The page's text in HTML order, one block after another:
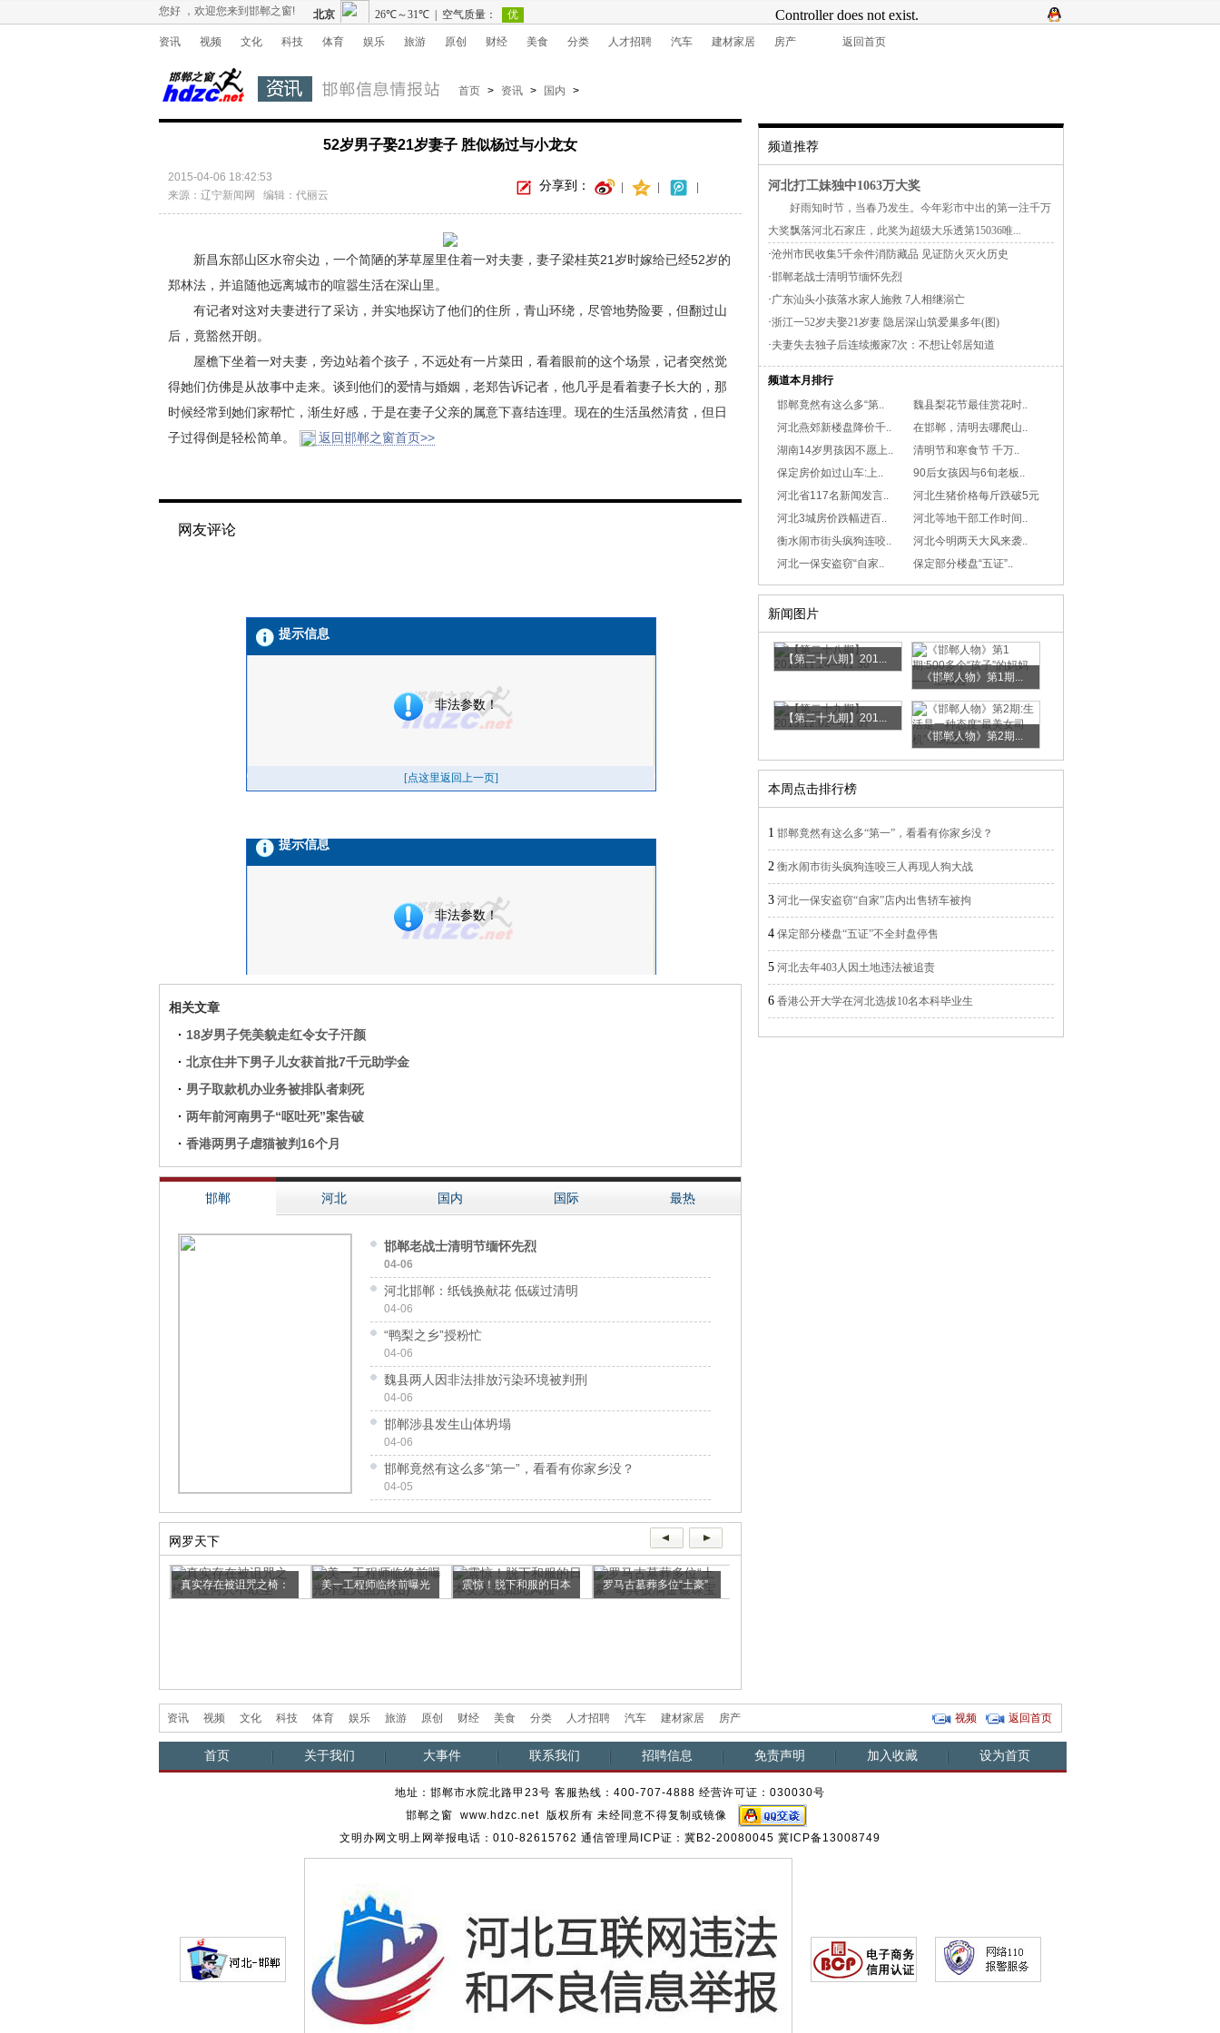
您好 ，欢迎您来到邯郸之窗!
资讯 视频 文化 科技 体育 娱乐 旅游 原创 财经 美食 分类 人才招聘 汽车 建材家居 房产 返回首页
首页 > 资讯 > 国内 >
52岁男子娶21岁妻子 胜似杨过与小龙女
分享到：
2015-04-06 18:42:53
来源：辽宁新闻网 编辑：代丽云
新昌东部山区水帘尖边，一个简陋的茅草屋里住着一对夫妻，妻子梁桂英21岁时嫁给已经52岁的
郑林法，并追随他远离城市的喧嚣生活在深山里。
有记者对这对夫妻进行了采访，并实地探访了他们的住所，青山环绕，尽管地势险要，但翻过山
后，竟豁然开朗。
屋檐下坐着一对夫妻，旁边站着个孩子，不远处有一片菜田，看着眼前的这个场景，记者突然觉
得她们仿佛是从故事中走来。谈到他们的爱情与婚姻，老郑告诉记者，他几乎是看着妻子长大的，那
时候经常到她们家帮忙，渐生好感，于是在妻子父亲的属意下喜结连理。现在的生活虽然清贫，但日
子过得倒是轻松简单。
返回邯郸之窗首页>>
网友评论
相关文章
· 18岁男子凭美貌走红令女子汗颜
· 北京住井下男子儿女获首批7千元助学金
· 男子取款机办业务被排队者刺死
· 两年前河南男子“呕吐死”案告破
· 香港两男子虐猫被判16个月
邯郸 河北 国内 国际 最热
邯郸老战士清明节缅怀先烈
04-06
河北邯郸：纸钱换献花 低碳过清明
04-06
“鸭梨之乡”授粉忙
04-06
魏县两人因非法排放污染环境被判刑
04-06
邯郸涉县发生山体坍塌
04-06
邯郸竟然有这么多“第一”，看看有你家乡没？
04-05
网罗天下
真实存在被诅咒之椅： 美一工程师临终前曝光 震惊！脱下和服的日本 罗马古墓葬多位“土豪”
频道推荐
河北打工妹独中1063万大奖
好雨知时节，当春乃发生。今年彩市中出的第一注千万
大奖飘落河北石家庄，此奖为超级大乐透第15036唯...
·沧州市民收集5千余件消防藏品 见证防火灭火历史
·邯郸老战士清明节缅怀先烈
·广东汕头小孩落水家人施救 7人相继溺亡
·浙江一52岁夫娶21岁妻 隐居深山筑爱巢多年(图)
·夫妻失去独子后连续搬家7次：不想让邻居知道
频道本月排行
邯郸竟然有这么多“第..
魏县梨花节最佳赏花时..
河北燕郊新楼盘降价千..
在邯郸，清明去哪爬山..
湖南14岁男孩因不愿上..
清明节和寒食节 千万..
保定房价如过山车:上..
90后女孩因与6旬老板..
河北省117名新闻发言..
河北生猪价格每斤跌破5元
河北3城房价跌幅进百..
河北等地干部工作时间..
衡水闹市街头疯狗连咬..
河北今明两天大风来袭..
河北一保安盗窃“自家..
保定部分楼盘“五证”..
新闻图片
【第二十八期】201...
《邯郸人物》第1期...
【第二十九期】201...
《邯郸人物》第2期...
本周点击排行榜
1 邯郸竟然有这么多“第一”，看看有你家乡没？
2 衡水闹市街头疯狗连咬三人再现人狗大战
3 河北一保安盗窃“自家”店内出售轿车被拘
4 保定部分楼盘“五证”不全封盘停售
5 河北去年403人因土地违法被追责
6 香港公开大学在河北选拔10名本科毕业生
资讯 视频 文化 科技 体育 娱乐 旅游 原创 财经 美食 分类 人才招聘 汽车 建材家居 房产 返回首页
视频
首页 关于我们 大事件 联系我们 招聘信息 免责声明 加入收藏 设为首页
地址：邯郸市水院北路甲23号 客服热线：400-707-4888 经营许可证：030030号
邯郸之窗 www.hdzc.net 版权所有 未经同意不得复制或镜像
文明办网文明上网举报电话：010-82615762 通信管理局ICP证：冀B2-20080045 冀ICP备13008749